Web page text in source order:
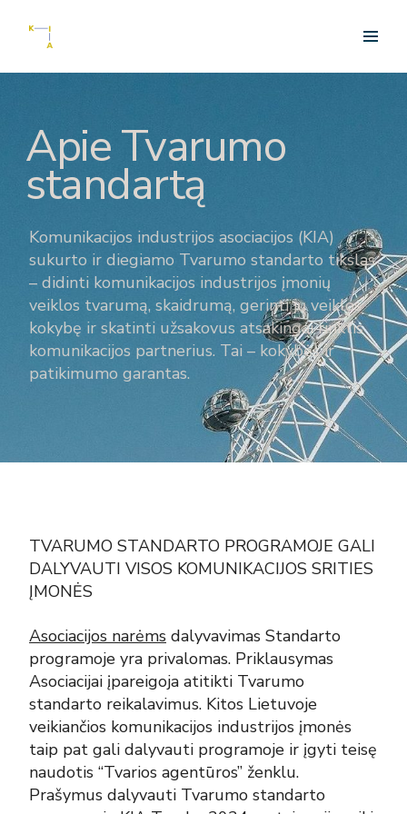
Apie Tvarumo
standartą
Komunikacijos industrijos asociacijos (KIA)
sukurto ir diegiamo Tvarumo standarto tikslas
– didinti komunikacijos industrijos įmonių
veiklos tvarumą, skaidrumą, gerinti jų veiklos
kokybę ir skatinti užsakovus atsakingai rinktis
komunikacijos partnerius. Tai – kokybės ir
patikimumo garantas.
TVARUMO STANDARTO PROGRAMOJE GALI
DALYVAUTI VISOS KOMUNIKACIJOS SRITIES
ĮMONĖS
Asociacijos narėms dalyvavimas Standarto
programoje yra privalomas. Priklausymas
Asociacijai įpareigoja atitikti Tvarumo
standarto reikalavimus. Kitos Lietuvoje
veikiančios komunikacijos industrijos įmonės
taip pat gali dalyvauti programoje ir įgyti teisę
naudotis “Tvarios agentūros” ženklu.
Prašymus dalyvauti Tvarumo standarto